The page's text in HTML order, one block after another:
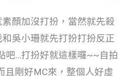
顏加沒打扮，當然就先殺
吳小珊就先打扮打扮反正
吧…打扮好就這樣囉~~自拍
且剛好MC來，整個人好虛